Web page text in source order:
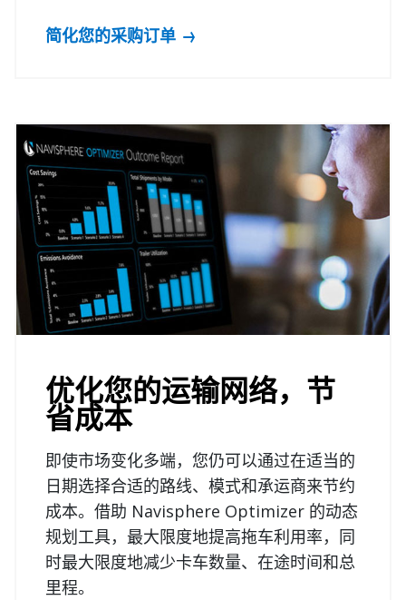
简化您的采购订单
优化您的运输网络，节
省成本
即使市场变化多端，您仍可以通过在适当的
日期选择合适的路线、模式和承运商来节约
成本。借助 Navisphere Optimizer 的动态
规划工具，最大限度地提高拖车利用率，同
时最大限度地减少卡车数量、在途时间和总
里程。